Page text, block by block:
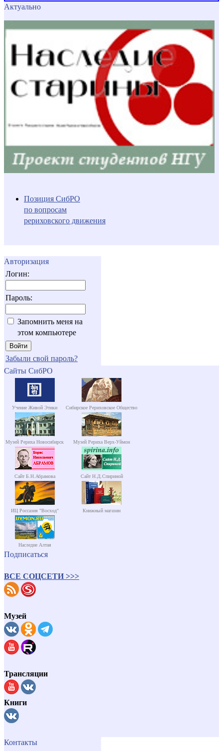
Актуально
Позиция СибРО
по вопросам
рериховского движения
Авторизация
Логин:
Пароль:
Запомнить меня на
этом компьютере
Забыли свой пароль?
Сайты СибРО
Учение Живой Этики Сибирское Рериховское Общество
Музей Рериха Новосибирск Музей Рериха Верх-Уймон
Сайт Б.Н.Абрамова Сайт Н.Д.Спириной
ИЦ Россазия "Восход" Книжный магазин
Наследие Алтая
Подписаться
ВСЕ СОЦСЕТИ >>>
Музей
Трансляции
Книги
Контакты